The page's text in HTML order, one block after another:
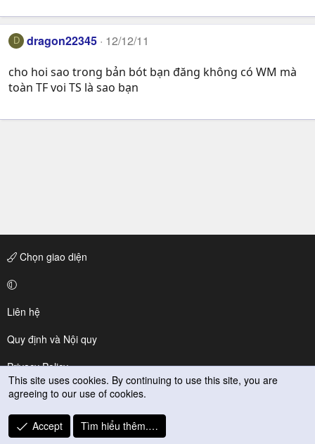
D dragon22345 12/12/11
cho hoi sao trong bản bót bạn đăng không có WM mà
toàn TF voi TS là sao bạn
Chọn giao diện
Liên hệ
Quy định và Nội quy
Privacy Policy
Trợ giúp
R
S
This site uses cookies. By continuing to use this site, you are
agreeing to our use of cookies.
Accept Tìm hiểu thêm.…